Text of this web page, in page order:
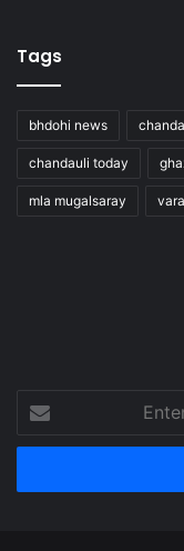
Tags
bhdohi news
chandauli today
mla mugalsaray
your
Email